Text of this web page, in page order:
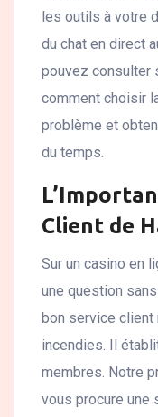
les outils à votre
du chat en direct
pouvez consulter
comment choisir
problème et
du temps.
Client de
Sur un casino en
une question
bon service client
incendies. Il
membres. Notre
vous procure une